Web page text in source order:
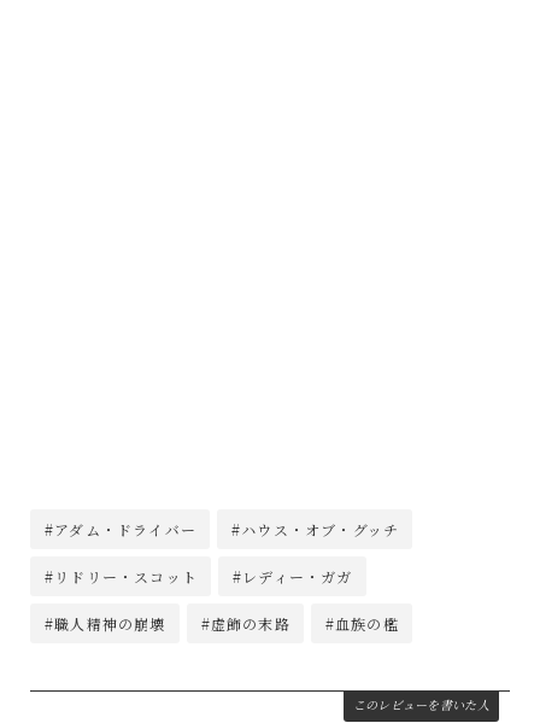
#アダム・ドライバー #ハウス・オブ・グッチ
#リドリー・スコット #レディー・ガガ
#職人精神の崩壊 #虚飾の末路 #血族の檻
このレビューを書いた人